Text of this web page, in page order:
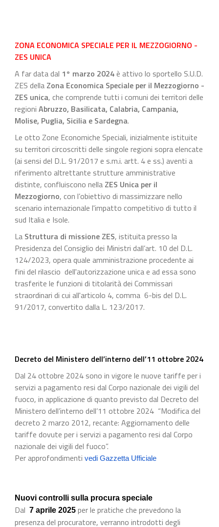
ZONA ECONOMICA SPECIALE PER IL MEZZOGIORNO -
ZES UNICA
A far data dal 1° marzo 2024è attivo lo sportello S.U.D.
ZES della Zona Economica Speciale per il Mezzogiorno -
ZES unica, che comprende tutti i comuni dei territori delle
regioni Abruzzo, Basilicata, Calabria, Campania,
Molise, Puglia, Sicilia e Sardegna.
Le otto Zone Economiche Speciali, inizialmente istituite
su territori circoscritti delle singole regioni sopra elencate
(ai sensi del D.L. 91/2017 e s.m.i. artt. 4 e ss.) aventi a
riferimento altrettante strutture amministrative
distinte, confluiscono nella ZES Unica per il
Mezzogiorno, con l’obiettivo di massimizzare nello
scenario internazionale l'impatto competitivo di tutto il
sud Italia e Isole.
La Struttura di missione ZES, istituita presso la
Presidenza del Consiglio dei Ministri dall’art. 10 del D.L.
124/2023, opera quale amministrazione procedente ai
fini del rilascio dell'autorizzazione unica e ad essa sono
trasferite le funzioni di titolarità dei Commissari
straordinari di cui all'articolo 4, comma 6-bis del D.L.
91/2017, convertito dalla L. 123/2017.
Decreto del Ministero dell’interno dell’11 ottobre 2024
Dal 24 ottobre 2024 sono in vigore le nuove tariffe per i
servizi a pagamento resi dal Corpo nazionale dei vigili del
fuoco, in applicazione di quanto previsto dal Decreto del
Ministero dell’interno dell’11 ottobre 2024 “Modifica del
decreto 2 marzo 2012, recante: Aggiornamento delle
tariffe dovute per i servizi a pagamento resi dal Corpo
nazionale dei vigili del fuoco”.
Per approfondimenti vedi Gazzetta Ufficiale
Nuovi controlli sulla procura speciale
Dal 7 aprile 2025 per le pratiche che prevedono la
presenza del procuratore, verranno introdotti degli